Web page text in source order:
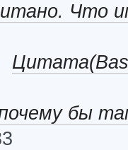
Что
бы